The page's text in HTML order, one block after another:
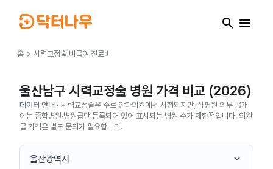
search menu
홈 chevron_right 시력교정술 비급여 진료비
울산남구 시력교정술 병원 가격 비교 (2026)
데이터 안내 · 시력교정술은 주로 안과의원에서 시행되지만, 심평원 의무 공개
에는 종합병원·병원급만 등록되어 있어 표시되는 병원 수가 제한적입니다. 의원
급 가격은 별도 문의가 필요합니다.
울산광역시 keyboard_arrow_down